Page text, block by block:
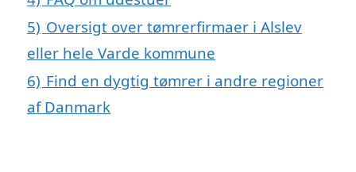
5) Oversigt over tømrerfirmaer i Alslev
eller hele Varde kommune
6) Find en dygtig tømrer i andre regioner
af Danmark